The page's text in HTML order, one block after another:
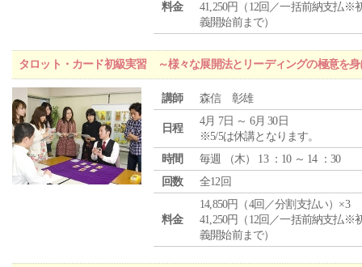
料金
41,250円（12回／一括前納支払※
義開始前まで）
タロット・カード初級実習 ～様々な展開法とリーディングの極意を身
講師 森信 彰雄
日程
4月 7日 ～ 6月 30日
※5/5は休講となります。
時間
毎週 （木） 13 ：10 ～ 14 ：30
回数
全12回
料金
14,850円（4回／分割支払い）×3
41,250円（12回／一括前納支払※
義開始前まで）